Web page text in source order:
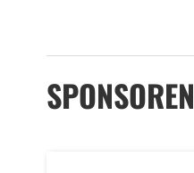
SPONSOREN